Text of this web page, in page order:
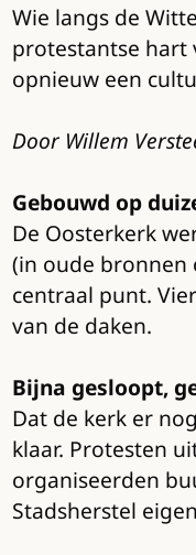
Wie langs de
protestantse hart
opnieuw een
Door Willem
Gebouwd op
De Oosterkerk
(in oude bronnen
centraal punt.
van de daken.
Bijna gesloopt,
Dat de kerk er
klaar. Protesten
organiseerden
Stadsherstel